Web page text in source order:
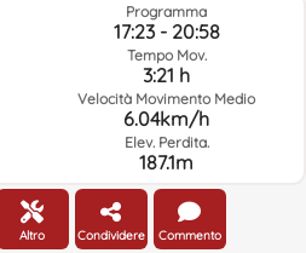
Programma
17:23 - 20:58
Tempo Mov.
3:21 h
Velocità Movimento Medio
6.04km/h
Elev. Perdita.
187.1m
E Orario Selezionato
Altro Condividere Commento